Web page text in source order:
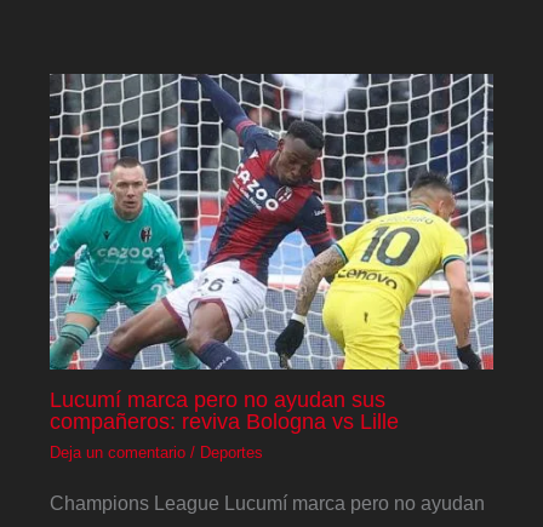
Lucumí marca pero no ayudan sus
compañeros: reviva Bologna vs Lille
Deja un comentario / Deportes
Champions League Lucumí marca pero no ayudan